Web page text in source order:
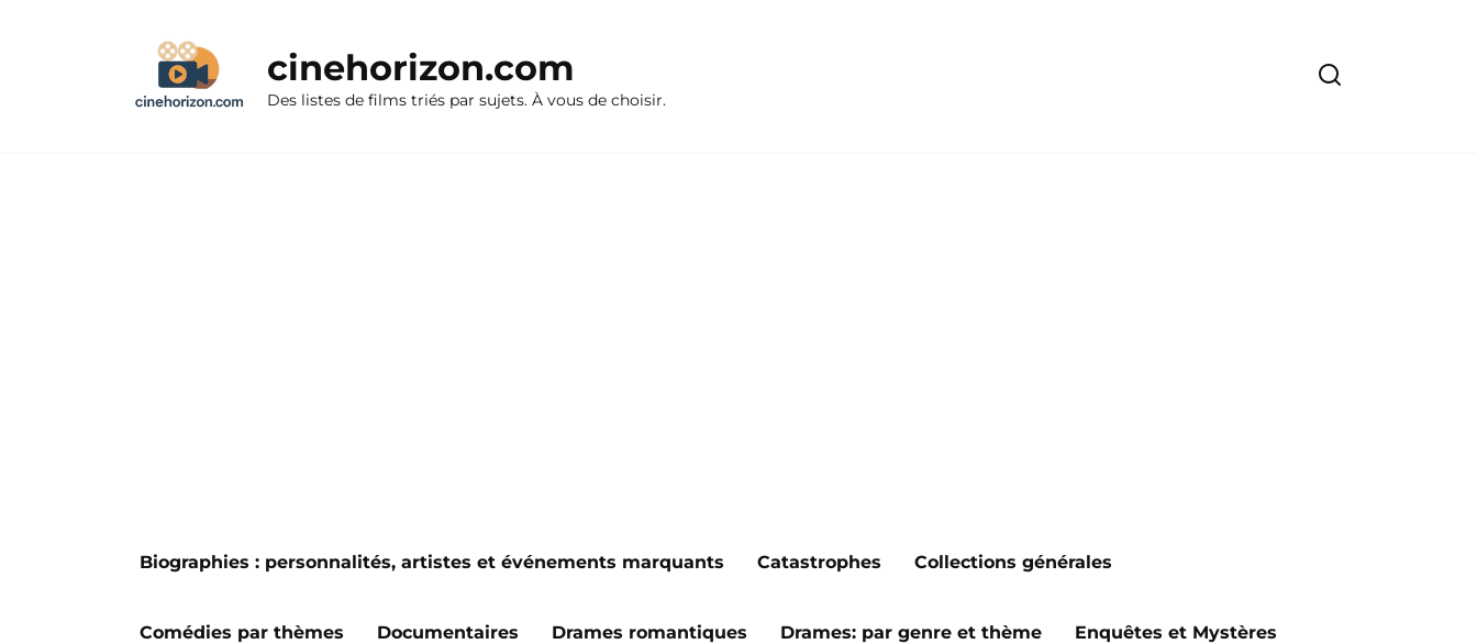
cinehorizon.com
Des listes de films triés par sujets. À vous de choisir.
Biographies : personnalités, artistes et événements marquants Catastrophes Collections générales
Comédies par thèmes Documentaires Drames romantiques Drames: par genre et thème Enquêtes et Mystères